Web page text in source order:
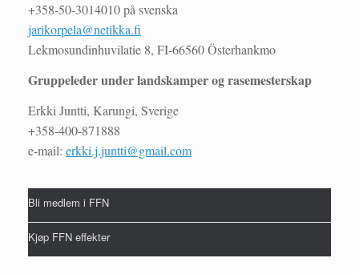
+358-50-3014010 på svenska
jarikorpela@netikka.fi
Lekmosundinhuvilatie 8, FI-66560 Österhankmo
Gruppeleder under landskamper og rasemesterskap
Erkki Juntti, Karungi, Sverige
+358-400-871888
e-mail: erkki.j.juntti@gmail.com
Bli medlem i FFN
Kjøp FFN effekter